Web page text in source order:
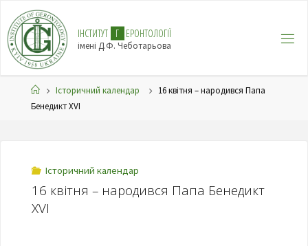
ІНСТИТУТ Г ЕРОНТОЛОГІЇ
імені Д.Ф. Чеботарьова
Історичний календар
16 квітня – народився Папа
Бенедикт XVI
Історичний календар
16 квітня – народився Папа Бенедикт
XVI